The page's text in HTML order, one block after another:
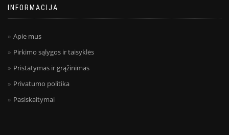
INFORMACIJA
Apie mus
Pirkimo sąlygos ir taisyklės
Pristatymas ir grąžinimas
Privatumo politika
Pasiskaitymai